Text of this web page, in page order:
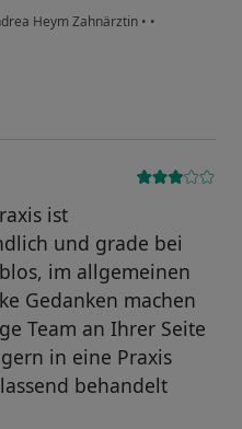
Heym Zahnärztin • •
ist
und grade bei
im allgemeinen
Gedanken machen
Team an Ihrer Seite
in eine Praxis
behandelt